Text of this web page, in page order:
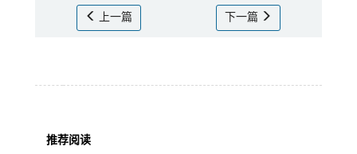
上一篇 下一篇